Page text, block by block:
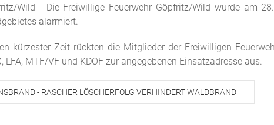
Wild - Die Freiwillige Feuerwehr Göpfritz/Wild wurde am
alarmiert.
kürzester Zeit rückten die Mitglieder der Freiwilligen
LFA, MTF/VF und KDOF zur angegebenen Einsatzadresse aus.
- RASCHER LÖSCHERFOLG VERHINDERT WALDBRAND